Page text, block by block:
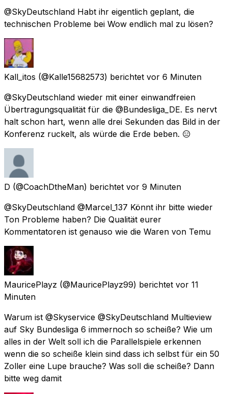
@SkyDeutschland Habt ihr eigentlich geplant, die
technischen Probleme bei Wow endlich mal zu lösen?
Kall_itos (@Kalle15682573) berichtet vor 6 Minuten
@SkyDeutschland wieder mit einer einwandfreien
Übertragungsqualität für die @Bundesliga_DE. Es nervt
halt schon hart, wenn alle drei Sekunden das Bild in der
Konferenz ruckelt, als würde die Erde beben. 😑
D (@CoachDtheMan) berichtet vor 9 Minuten
@SkyDeutschland @Marcel_137 Könnt ihr bitte wieder
Ton Probleme haben? Die Qualität eurer
Kommentatoren ist genauso wie die Waren von Temu
MauricePlayz (@MauricePlayz99) berichtet vor 11
Minuten
Warum ist @Skyservice @SkyDeutschland Multieview
auf Sky Bundesliga 6 immernoch so scheiße? Wie um
alles in der Welt soll ich die Parallelspiele erkennen
wenn die so scheiße klein sind dass ich selbst für ein 50
Zoller eine Lupe brauche? Was soll die scheiße? Dann
bitte weg damit